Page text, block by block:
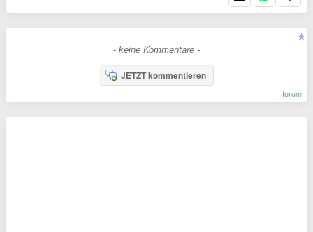
- keine Kommentare -
JETZT kommentieren
forum